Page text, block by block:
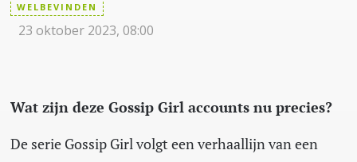
WELBEVINDEN
23 oktober 2023, 08:00
Wat zijn deze Gossip Girl accounts nu precies?
De serie Gossip Girl volgt een verhaallijn van een